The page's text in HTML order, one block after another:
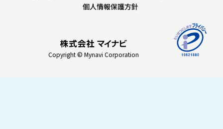
Copyright © Mynavi Corporation
個人情報保護方針